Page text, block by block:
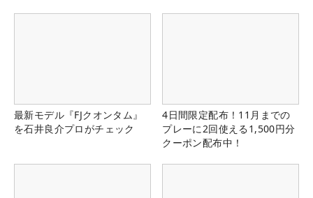
最新モデル『FJクオンタム』
を石井良介プロがチェック
4日間限定配布！11月までの
プレーに2回使える1,500円分
クーポン配布中！